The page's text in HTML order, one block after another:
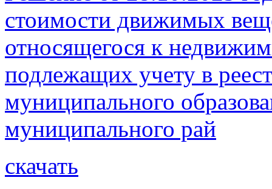
стоимости движимых
относящегося к
подлежащих учету в
муниципального
муниципального рай
скачать